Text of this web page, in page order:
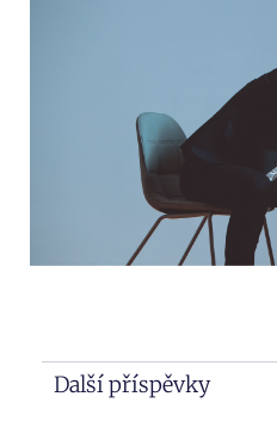
Další příspěvky